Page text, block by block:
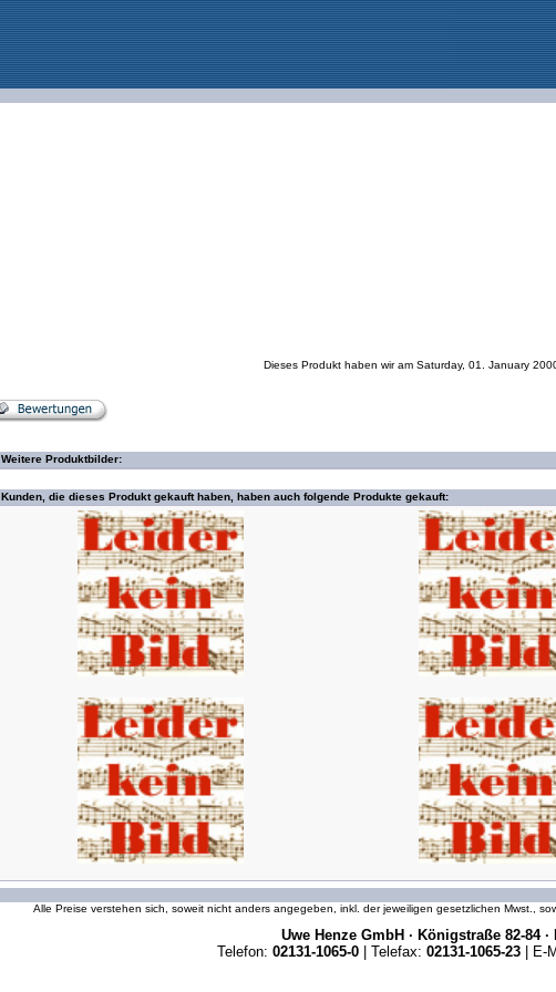
Dieses Produkt haben wir am Saturday, 01. January
Weitere Produktbilder:
Kunden, die dieses Produkt gekauft haben, haben auch folgende Produkte gekauft:
Alle Preise verstehen sich, soweit nicht anders angegeben, inkl. der jeweiligen gesetzlichen Mwst.,
Uwe Henze GmbH · Königstraße 82-84 ·
Telefon: 02131-1065-0 | Telefax: 02131-1065-23 | E-